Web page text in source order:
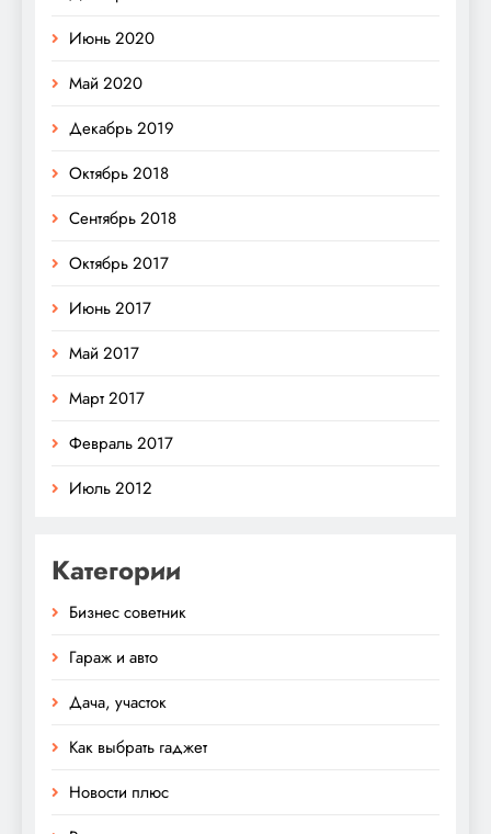
Июнь 2020
Май 2020
Декабрь 2019
Октябрь 2018
Сентябрь 2018
Октябрь 2017
Июнь 2017
Май 2017
Март 2017
Февраль 2017
Июль 2012
Категории
Бизнес советник
Гараж и авто
Дача, участок
Как выбрать гаджет
Новости плюс